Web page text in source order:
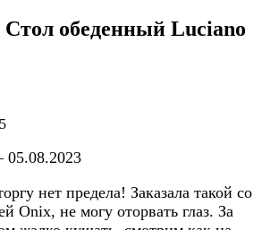
Стол обеденный Luciano
05.08.2023
нет предела! Заказала такой со
Onix, не могу оторвать глаз. За